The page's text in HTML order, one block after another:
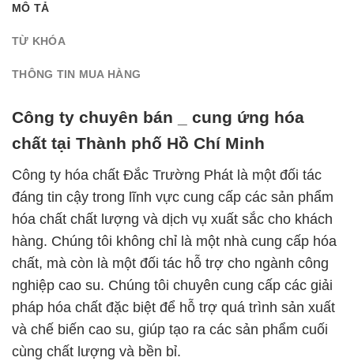
MÔ TẢ
TỪ KHÓA
THÔNG TIN MUA HÀNG
Công ty chuyên bán _ cung ứng hóa
chất tại Thành phố Hồ Chí Minh
Công ty hóa chất Đắc Trường Phát là một đối tác
đáng tin cậy trong lĩnh vực cung cấp các sản phẩm
hóa chất chất lượng và dịch vụ xuất sắc cho khách
hàng. Chúng tôi không chỉ là một nhà cung cấp hóa
chất, mà còn là một đối tác hỗ trợ cho ngành công
nghiệp cao su. Chúng tôi chuyên cung cấp các giải
pháp hóa chất đặc biệt để hỗ trợ quá trình sản xuất
và chế biến cao su, giúp tạo ra các sản phẩm cuối
cùng chất lượng và bền bỉ.